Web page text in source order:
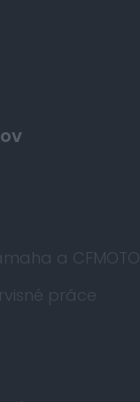
a CFMOTO
práce